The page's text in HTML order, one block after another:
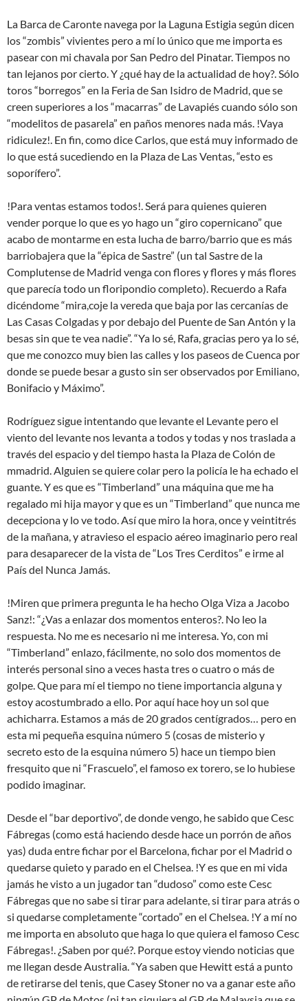
La Barca de Caronte navega por la Laguna Estigia según dicen
los “zombis” vivientes pero a mí lo único que me importa es
pasear con mi chavala por San Pedro del Pinatar. Tiempos no
tan lejanos por cierto. Y ¿qué hay de la actualidad de hoy?. Sólo
toros “borregos” en la Feria de San Isidro de Madrid, que se
creen superiores a los “macarras” de Lavapiés cuando sólo son
“modelitos de pasarela” en paños menores nada más. !Vaya
ridiculez!. En fin, como dice Carlos, que está muy informado de
lo que está sucediendo en la Plaza de Las Ventas, “esto es
soporífero”.
!Para ventas estamos todos!. Será para quienes quieren
vender porque lo que es yo hago un “giro copernicano” que
acabo de montarme en esta lucha de barro/barrio que es más
barriobajera que la “épica de Sastre” (un tal Sastre de la
Complutense de Madrid venga con flores y flores y más flores
que parecía todo un floripondio completo). Recuerdo a Rafa
dicéndome “mira,coje la vereda que baja por las cercanías de
Las Casas Colgadas y por debajo del Puente de San Antón y la
besas sin que te vea nadie”. “Ya lo sé, Rafa, gracias pero ya lo sé,
que me conozco muy bien las calles y los paseos de Cuenca por
donde se puede besar a gusto sin ser observados por Emiliano,
Bonifacio y Máximo”.
Rodríguez sigue intentando que levante el Levante pero el
viento del levante nos levanta a todos y todas y nos traslada a
través del espacio y del tiempo hasta la Plaza de Colón de
mmadrid. Alguien se quiere colar pero la policía le ha echado el
guante. Y es que es “Timberland” una máquina que me ha
regalado mi hija mayor y que es un “Timberland” que nunca me
decepciona y lo ve todo. Así que miro la hora, once y veintitrés
de la mañana, y atravieso el espacio aéreo imaginario pero real
para desaparecer de la vista de “Los Tres Cerditos” e irme al
País del Nunca Jamás.
!Miren que primera pregunta le ha hecho Olga Viza a Jacobo
Sanz!: “¿Vas a enlazar dos momentos enteros?. No leo la
respuesta. No me es necesario ni me interesa. Yo, con mi
“Timberland” enlazo, fácilmente, no solo dos momentos de
interés personal sino a veces hasta tres o cuatro o más de
golpe. Que para mí el tiempo no tiene importancia alguna y
estoy acostumbrado a ello. Por aquí hace hoy un sol que
achicharra. Estamos a más de 20 grados centígrados… pero en
esta mi pequeña esquina número 5 (cosas de misterio y
secreto esto de la esquina número 5) hace un tiempo bien
fresquito que ni “Frascuelo”, el famoso ex torero, se lo hubiese
podido imaginar.
Desde el “bar deportivo”, de donde vengo, he sabido que Cesc
Fábregas (como está haciendo desde hace un porrón de años
yas) duda entre fichar por el Barcelona, fichar por el Madrid o
quedarse quieto y parado en el Chelsea. !Y es que en mi vida
jamás he visto a un jugador tan “dudoso” como este Cesc
Fábregas que no sabe si tirar para adelante, si tirar para atrás o
si quedarse completamente “cortado” en el Chelsea. !Y a mí no
me importa en absoluto que haga lo que quiera el famoso Cesc
Fábregas!. ¿Saben por qué?. Porque estoy viendo noticias que
me llegan desde Australia. “Ya saben que Hewitt está a punto
de retirarse del tenis, que Casey Stoner no va a ganar este año